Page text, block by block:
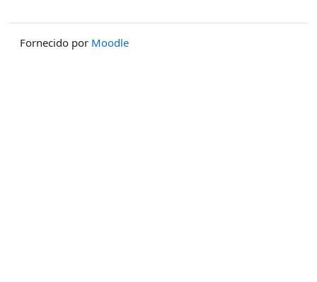
Fornecido por Moodle